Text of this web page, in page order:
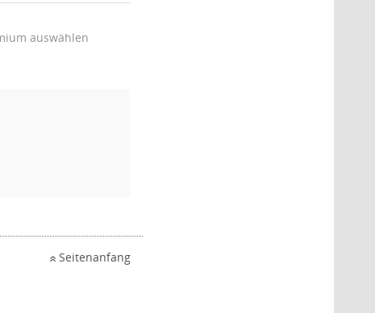
auswählen
Seitenanfang